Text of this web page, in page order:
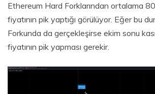
Ethereum Hard Forklarından ortalama
fiyatının pik yaptığı görülüyor. Eğer bu
Forkunda da gerçekleşirse ekim sonu
fiyatının pik yapması gerekir.